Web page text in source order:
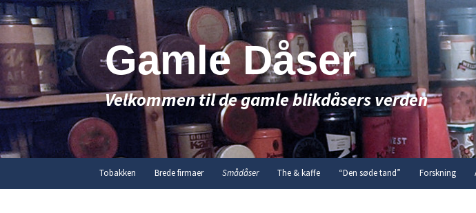
Hop
til
indhold
Gamle Dåser
Velkommen til de gamle blikdåsers verden
Tobakken Brede firmaer Smådåser The & kaffe “Den søde tand” Forskning